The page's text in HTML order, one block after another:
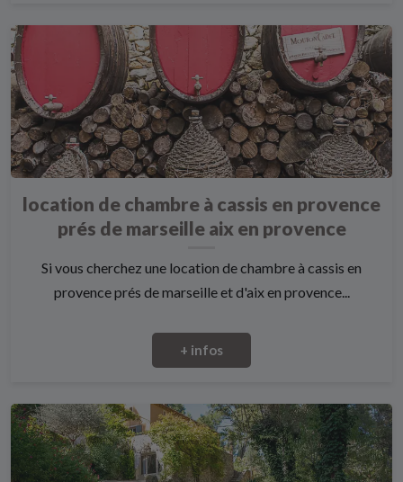
location de chambre à cassis en provence
prés de marseille aix en provence
Si vous cherchez une location de chambre à cassis en
provence prés de marseille et d'aix en provence...
+ infos